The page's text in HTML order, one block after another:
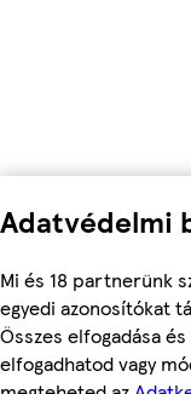
Adatvédelmi
Mi és 18 partnerünk
egyedi azonosítókat
Összes elfogadása
elfogadhatod vagy